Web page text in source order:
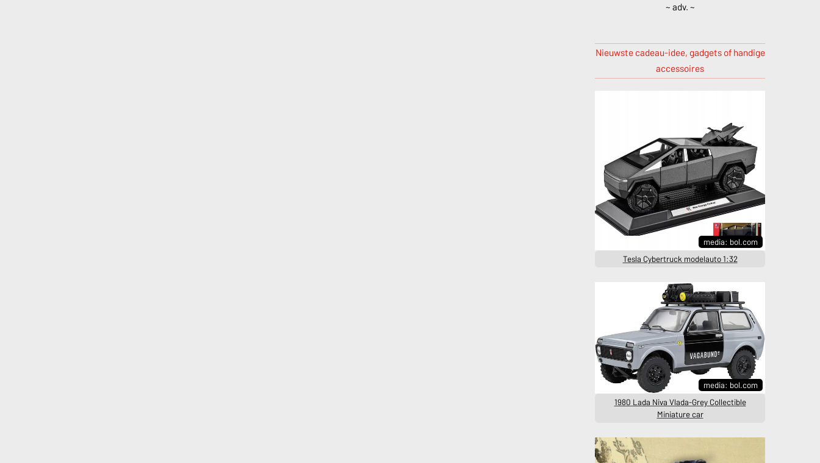
~ adv. ~
Nieuwste cadeau-idee, gadgets of handige
accessoires
media: bol.com
Tesla Cybertruck modelauto 1:32
media: bol.com
1980 Lada Niva Vlada-Grey Collectible
Miniature car